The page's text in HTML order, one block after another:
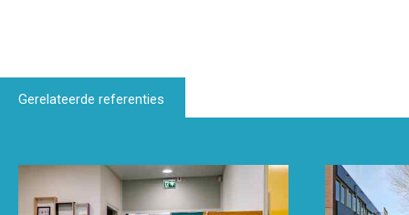
Gerelateerde referenties